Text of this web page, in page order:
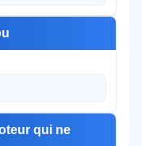
qui ne